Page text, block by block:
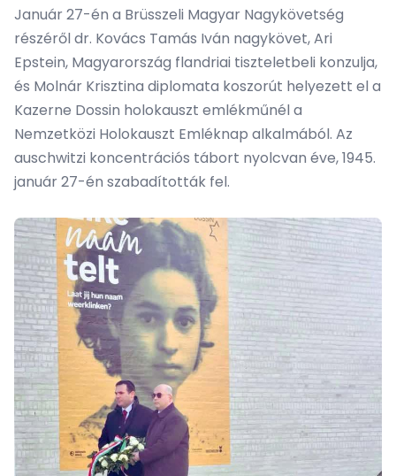
Január 27-én a Brüsszeli Magyar Nagykövetség
részéről dr. Kovács Tamás Iván nagykövet, Ari
Epstein, Magyarország flandriai tiszteletbeli konzulja,
és Molnár Krisztina diplomata koszorút helyezett el a
Kazerne Dossin holokauszt emlékműnél a
Nemzetközi Holokauszt Emléknap alkalmából. Az
auschwitzi koncentrációs tábort nyolcvan éve, 1945.
január 27-én szabadították fel.